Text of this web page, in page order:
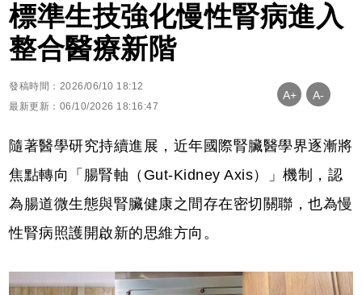
標準生技強化慢性腎病進入
整合醫療新階
發稿時間：2026/06/10 18:12
最新更新：06/10/2026 18:16:47
A+ A-
隨著醫學研究持續進展，近年國際腎臟醫學界逐漸將
焦點轉向「腸腎軸（Gut-Kidney Axis）」機制，認
為腸道微生態與腎臟健康之間存在密切關聯，也為慢
性腎病照護開啟新的思維方向。